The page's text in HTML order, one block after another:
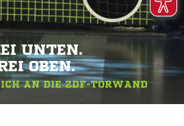
UNTEN.
OBEN.
AN DIE ZDF-TORWAND